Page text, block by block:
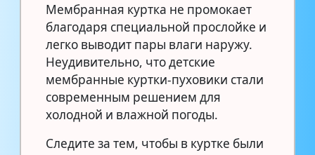
Мембранная куртка не промокает
благодаря специальной прослойке и
легко выводит пары влаги наружу.
Неудивительно, что детские
мембранные куртки-пуховики стали
современным решением для
холодной и влажной погоды.
Следите за тем, чтобы в куртке были